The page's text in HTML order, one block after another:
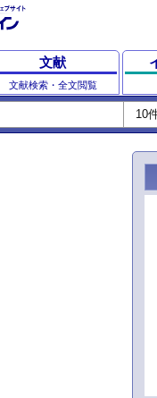
文献
文献検索・全文閲覧